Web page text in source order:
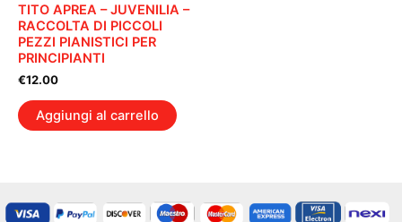
TITO APREA – JUVENILIA –
RACCOLTA DI PICCOLI
PEZZI PIANISTICI PER
PRINCIPIANTI
€12.00
Aggiungi al carrello